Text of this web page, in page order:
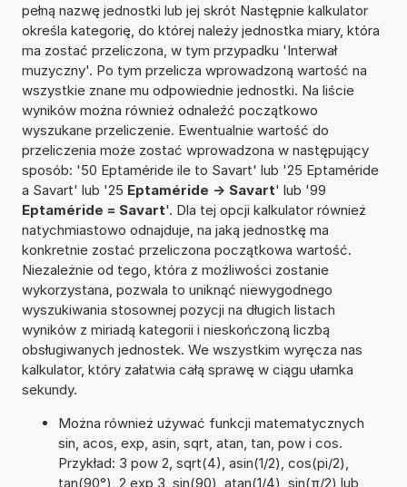
pełną nazwę jednostki lub jej skrót Następnie kalkulator
określa kategorię, do której należy jednostka miary, która
ma zostać przeliczona, w tym przypadku 'Interwał
muzyczny'. Po tym przelicza wprowadzoną wartość na
wszystkie znane mu odpowiednie jednostki. Na liście
wyników można również odnaleźć początkowo
wyszukane przeliczenie. Ewentualnie wartość do
przeliczenia może zostać wprowadzona w następujący
sposób: '50 Eptaméride ile to Savart' lub '25 Eptaméride
a Savart' lub '25 Eptaméride -> Savart' lub '99
Eptaméride = Savart'. Dla tej opcji kalkulator również
natychmiastowo odnajduje, na jaką jednostkę ma
konkretnie zostać przeliczona początkowa wartość.
Niezależnie od tego, która z możliwości zostanie
wykorzystana, pozwala to uniknąć niewygodnego
wyszukiwania stosownej pozycji na długich listach
wyników z miriadą kategorii i nieskończoną liczbą
obsługiwanych jednostek. We wszystkim wyręcza nas
kalkulator, który załatwia całą sprawę w ciągu ułamka
sekundy.
Można również używać funkcji matematycznych
sin, acos, exp, asin, sqrt, atan, tan, pow i cos.
Przykład: 3 pow 2, sqrt(4), asin(1/2), cos(pi/2),
tan(90°), 2 exp 3, sin(90), atan(1/4), sin(π/2) lub